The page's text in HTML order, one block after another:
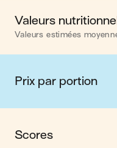
Valeurs
Valeurs estimées
Calories
Matières grasses
Prix par portion
€
Nos
Scores